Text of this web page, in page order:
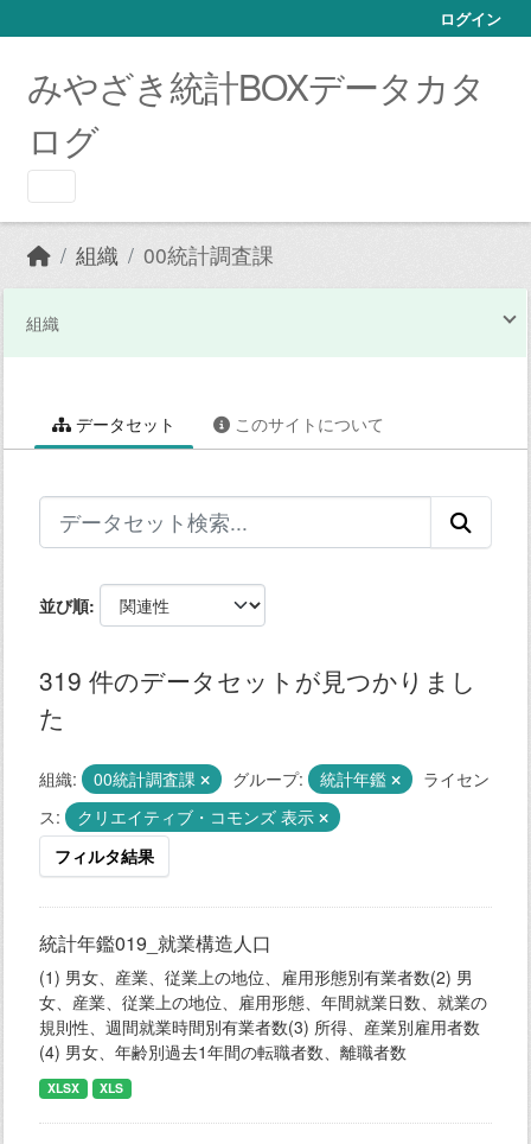
ログイン
みやざき統計BOXデータカタ
ログ
組織 00統計調査課
組織
データセット このサイトについて
並び順
319 件のデータセットが見つかりまし
た
組織: 00統計調査課 グループ: 統計年鑑
ライセン
ス:
クリエイティブ・コモンズ 表示
フィルタ結果
統計年鑑019_就業構造人口
(1) 男女、産業、従業上の地位、雇用形態別有業者数(2) 男
女、産業、従業上の地位、雇用形態、年間就業日数、就業の
規則性、週間就業時間別有業者数(3) 所得、産業別雇用者数
(4) 男女、年齢別過去1年間の転職者数、離職者数
XLSX XLS